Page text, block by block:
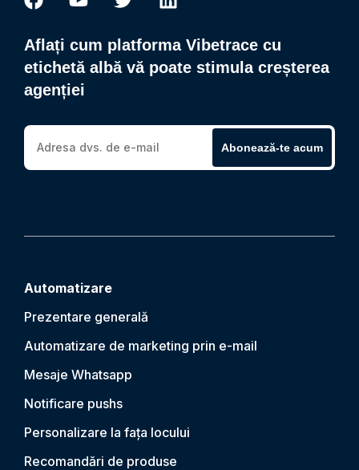
Aflați cum platforma Vibetrace cu
etichetă albă vă poate stimula creșterea
agenției
Abonează-te acum
Automatizare
Prezentare generală
Automatizare de marketing prin e-mail
Mesaje Whatsapp
Notificare pushs
Personalizare la fața locului
Recomandări de produse